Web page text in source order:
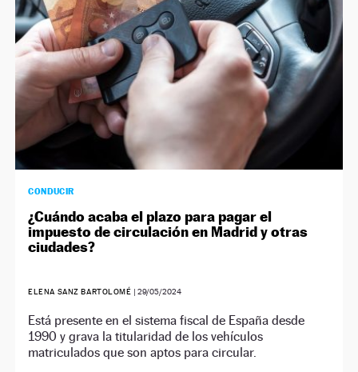
CONDUCIR
¿Cuándo acaba el plazo para pagar el
impuesto de circulación en Madrid y otras
ciudades?
ELENA SANZ BARTOLOMÉ | 29/05/2024
Está presente en el sistema fiscal de España desde
1990 y grava la titularidad de los vehículos
matriculados que son aptos para circular.